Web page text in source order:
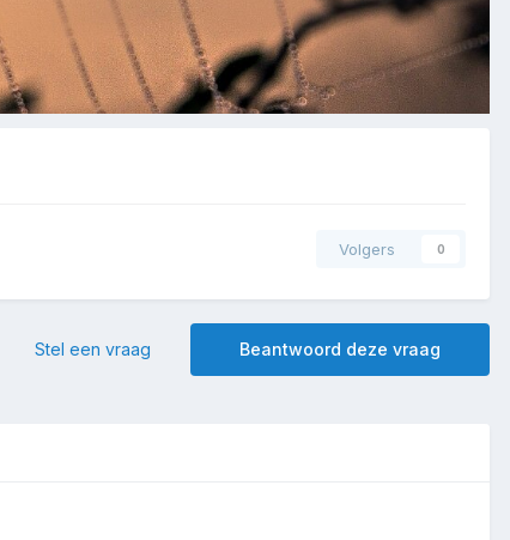
Volgers 0
Beantwoord deze vraag
Stel een vraag